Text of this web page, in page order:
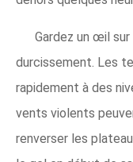
Gardez un œil
durcissement. Les
rapidement à des
vents violents
renverser les